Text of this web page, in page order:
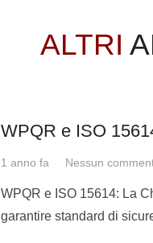
ALTRI
WPQR e ISO
1 anno fa Nessun
WPQR e ISO 15614: La
garantire standard di